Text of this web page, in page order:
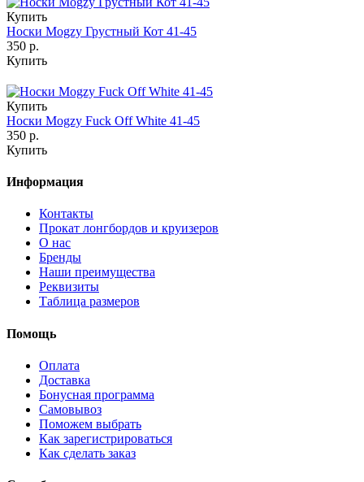
Купить
Носки Mogzy Грустный Кот 41-45
350 р.
Купить
Купить
Носки Mogzy Fuck Off White 41-45
350 р.
Купить
Информация
Контакты
Прокат лонгбордов и круизеров
О нас
Бренды
Наши преимущества
Реквизиты
Таблица размеров
Помощь
Оплата
Доставка
Бонусная программа
Самовывоз
Поможем выбрать
Как зарегистрироваться
Как сделать заказ